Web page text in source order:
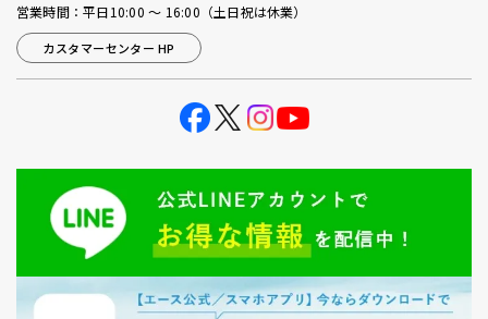
営業時間：平日10:00 ～ 16:00（土日祝は休業）
カスタマーセンター HP